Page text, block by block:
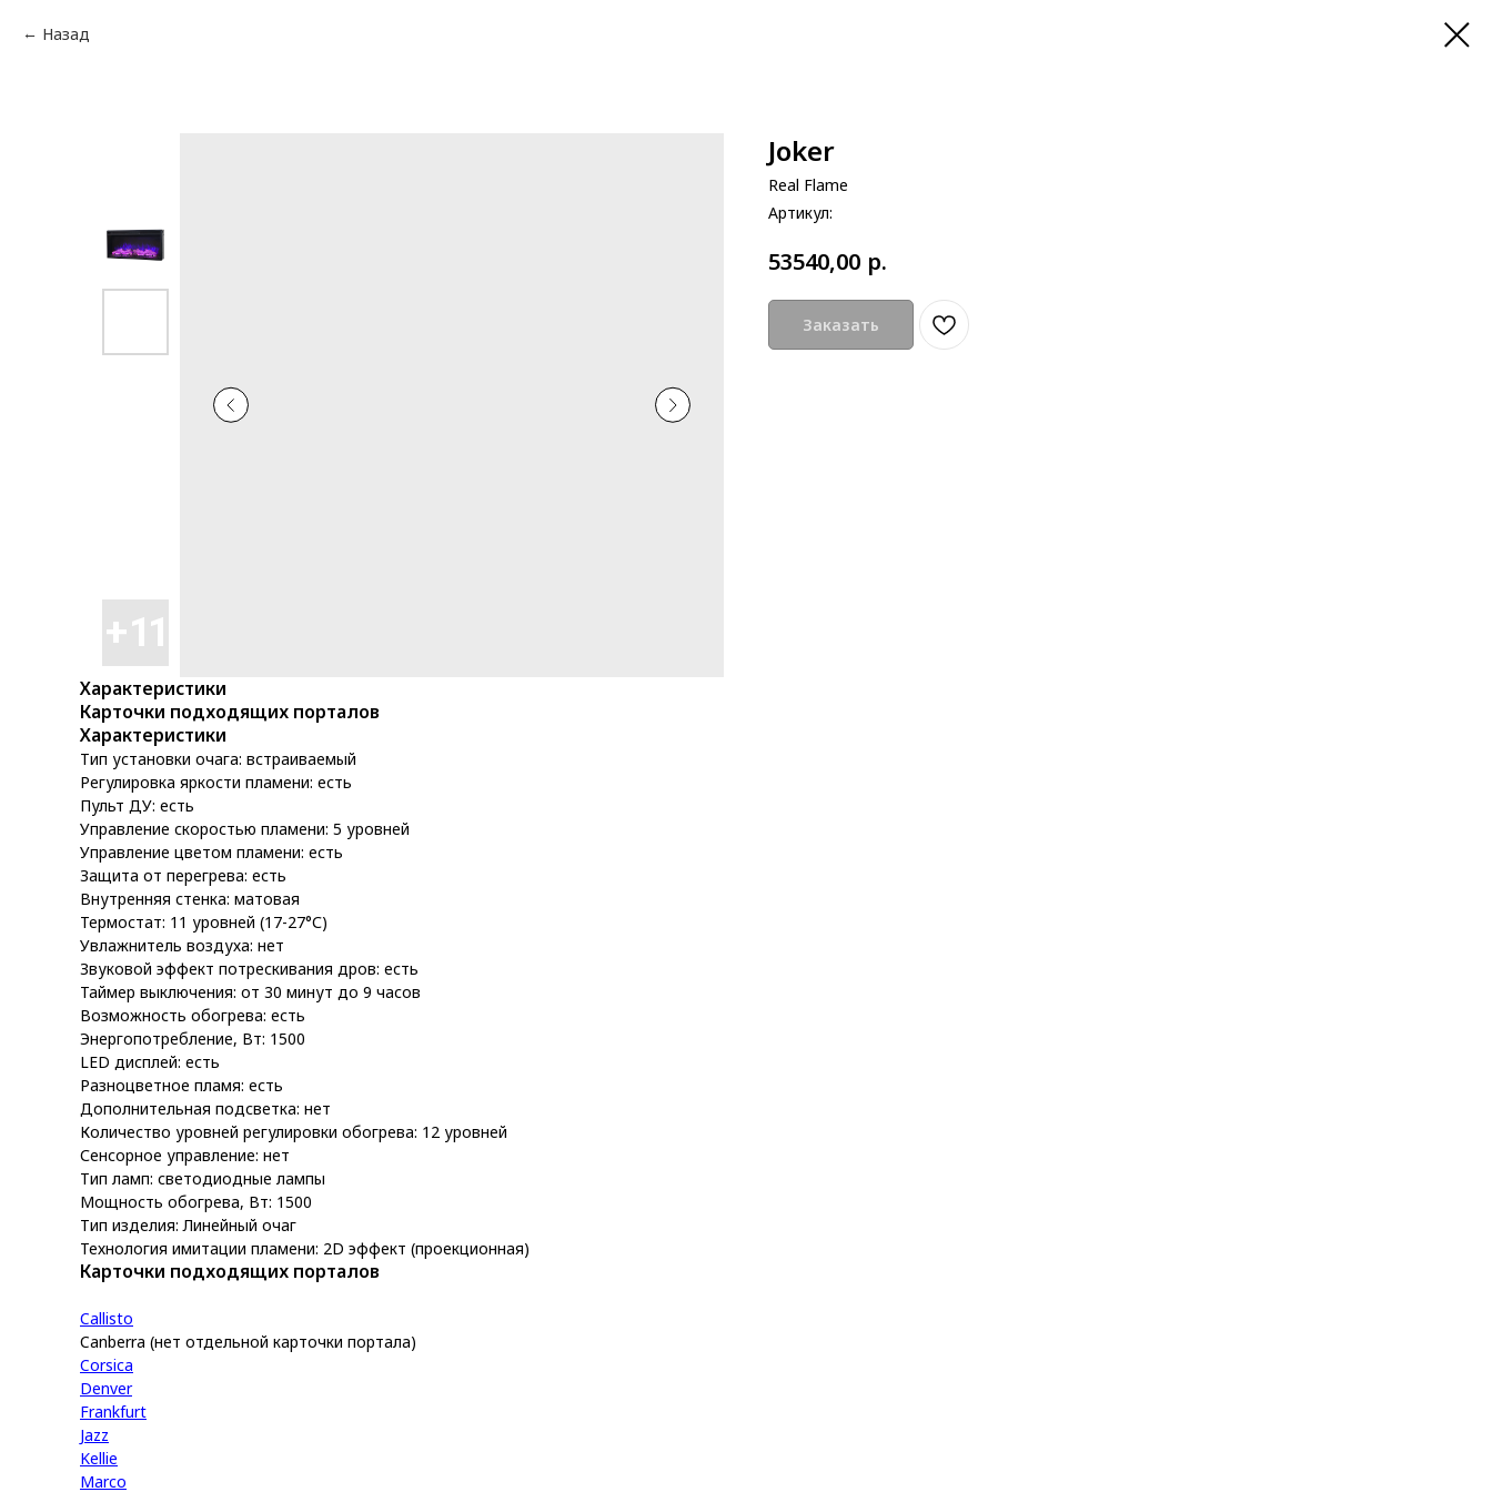
Назад
Joker
Real Flame
Артикул:
53540,00 р.
Заказать
Характеристики
Карточки подходящих порталов
Характеристики
Тип установки очага: встраиваемый
Регулировка яркости пламени: есть
Пульт ДУ: есть
Управление скоростью пламени: 5 уровней
Управление цветом пламени: есть
Защита от перегрева: есть
Внутренняя стенка: матовая
Термостат: 11 уровней (17-27°С)
Увлажнитель воздуха: нет
Звуковой эффект потрескивания дров: есть
Таймер выключения: от 30 минут до 9 часов
Возможность обогрева: есть
Энергопотребление, Вт: 1500
LED дисплей: есть
Разноцветное пламя: есть
Дополнительная подсветка: нет
Количество уровней регулировки обогрева: 12 уровней
Сенсорное управление: нет
Тип ламп: светодиодные лампы
Мощность обогрева, Вт: 1500
Тип изделия: Линейный очаг
Технология имитации пламени: 2D эффект (проекционная)
Карточки подходящих порталов
Callisto
Canberra (нет отдельной карточки портала)
Corsica
Denver
Frankfurt
Jazz
Kellie
Marco